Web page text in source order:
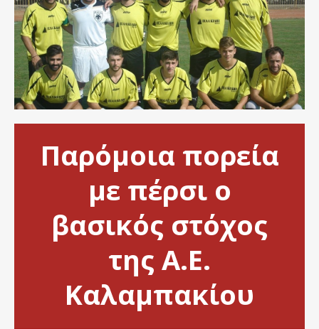
Παρόμοια πορεία
με πέρσι ο
βασικός στόχος
της Α.Ε.
Καλαμπακίου